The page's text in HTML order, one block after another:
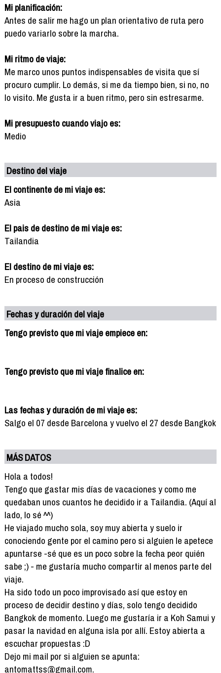
Mi planificación:
Antes de salir me hago un plan orientativo de ruta pero
puedo variarlo sobre la marcha.
Mi ritmo de viaje:
Me marco unos puntos indispensables de visita que sí
procuro cumplir. Lo demás, si me da tiempo bien, si no, no
lo visito. Me gusta ir a buen ritmo, pero sin estresarme.
Mi presupuesto cuando viajo es:
Medio
Destino del viaje
El continente de mi viaje es:
Asia
El pais de destino de mi viaje es:
Tailandia
El destino de mi viaje es:
En proceso de construcción
Fechas y duración del viaje
Tengo previsto que mi viaje empiece en:
Tengo previsto que mi viaje finalice en:
Las fechas y duración de mi viaje es:
Salgo el 07 desde Barcelona y vuelvo el 27 desde Bangkok
MÁS DATOS
Hola a todos!
Tengo que gastar mis días de vacaciones y como me
quedaban unos cuantos he decidido ir a Tailandia. (Aquí al
lado, lo sé ^^)
He viajado mucho sola, soy muy abierta y suelo ir
conociendo gente por el camino pero si alguien le apetece
apuntarse -sé que es un poco sobre la fecha peor quién
sabe ;) - me gustaría mucho compartir al menos parte del
viaje.
Ha sido todo un poco improvisado así que estoy en
proceso de decidir destino y días, solo tengo decidido
Bangkok de momento. Luego me gustaría ir a Koh Samui y
pasar la navidad en alguna isla por allí. Estoy abierta a
escuchar propuestas :D
Dejo mi mail por si alguien se apunta:
antomattss@gmail.com.